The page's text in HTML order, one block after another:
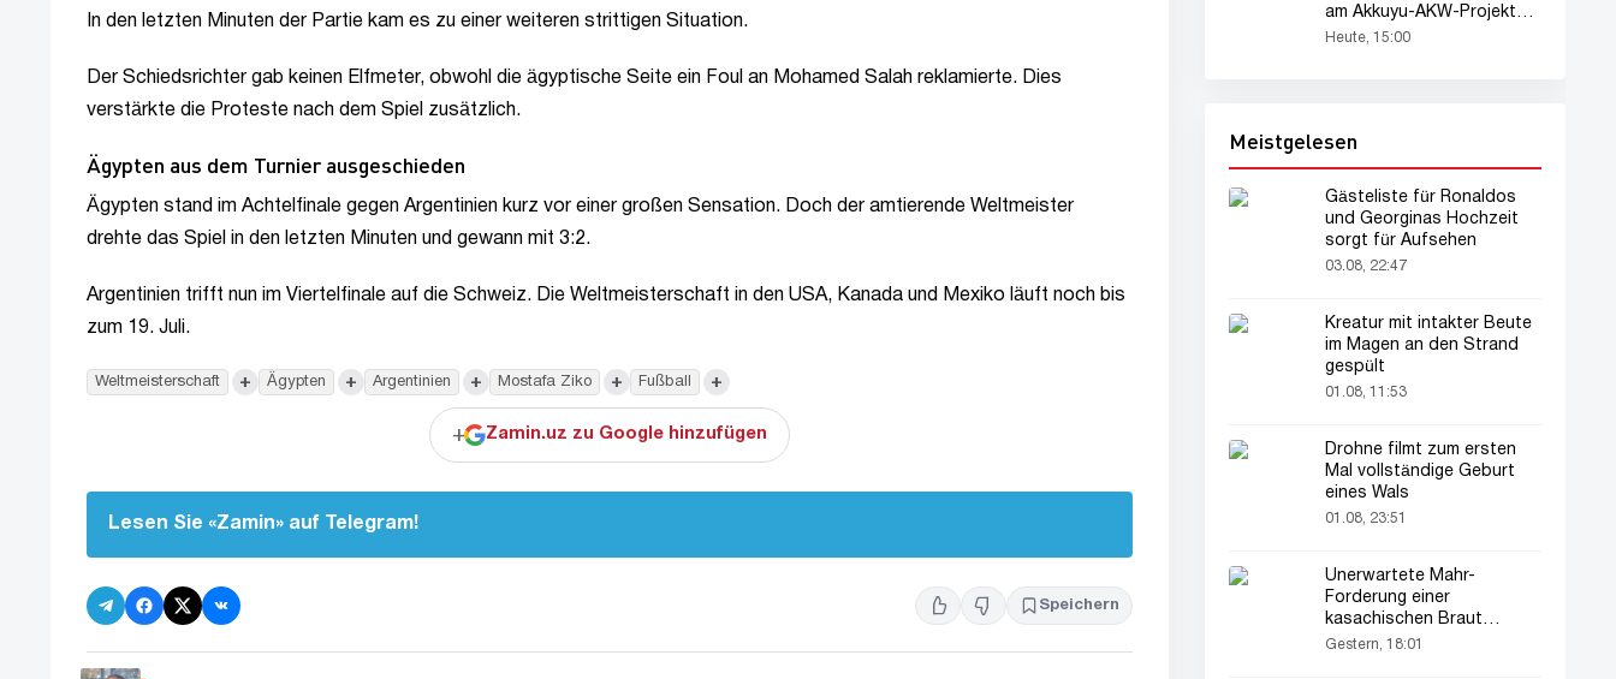
In den letzten Minuten der Partie kam es zu einer weiteren strittigen Situation.
Der Schiedsrichter gab keinen Elfmeter, obwohl die ägyptische Seite ein Foul an Mohamed Salah reklamierte. Dies
verstärkte die Proteste nach dem Spiel zusätzlich.
Ägypten aus dem Turnier ausgeschieden
Ägypten stand im Achtelfinale gegen Argentinien kurz vor einer großen Sensation. Doch der amtierende Weltmeister
drehte das Spiel in den letzten Minuten und gewann mit 3:2.
Argentinien trifft nun im Viertelfinale auf die Schweiz. Die Weltmeisterschaft in den USA, Kanada und Mexiko läuft noch bis
zum 19. Juli.
Weltmeisterschaft + Ägypten + Argentinien + Mostafa Ziko + Fußball +
+ Zamin.uz zu Google hinzufügen
Lesen Sie «Zamin» auf Telegram!
Speichern
am Akkuyu-AKW-Projekt
vor
Heute, 15:00
Meistgelesen
Gästeliste für Ronaldos
und Georginas Hochzeit
sorgt für Aufsehen
03.08, 22:47
Kreatur mit intakter Beute
im Magen an den Strand
gespült
01.08, 11:53
Drohne filmt zum ersten
Mal vollständige Geburt
eines Wals
01.08, 23:51
Unerwartete Mahr-
Forderung einer
kasachischen Braut
verblüfft alle
Gestern, 18:01